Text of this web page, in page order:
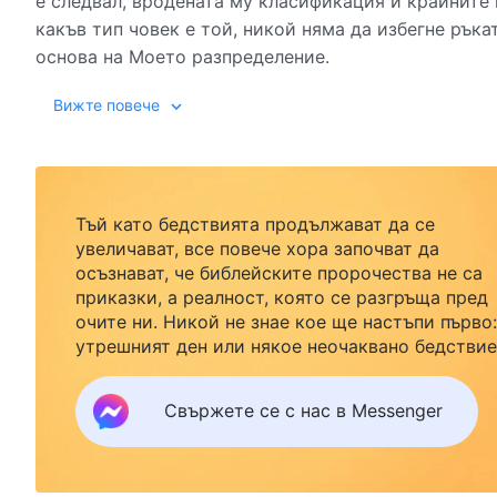
какъв тип човек е той, никой няма да избегне
основа на Моето разпределение.
количеството изтърпени от него страдания, а
вместо това Аз определям крайната цел на всеки
друг избор, освен този. Трябва да разберете, че
бъдат наказани, без изключение. Това е нещо,
които са наказани, са наказани заради Божията
дела.
от „Словото“, Т.1, „Явяването и делото на Бог“,
Вижте повече
Тъй като бедствията продължават да се
увеличават, все повече хора започват да
осъзнават, че библейските пророчества не са
приказки, а реалност, която се разгръща пред
очите ни. Никой не знае кое ще настъпи първо:
утрешният ден или някое неочаквано
Господ със семейството си и да намерите
безопасност под Божията закрила, кликнете
върху Messenger, за да се присъедините към
Свържете се с нас в Messenger